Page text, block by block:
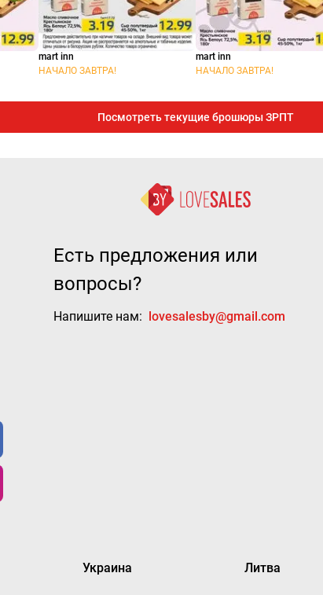
mart inn
НАЧАЛО ЗАВТРА!
mart inn
НАЧАЛО ЗАВТРА!
Посмотреть текущие брошюры ЗРПТ
Есть предложения или
вопросы?
Напишите нам: lovesalesby@gmail.com
Украина Литва